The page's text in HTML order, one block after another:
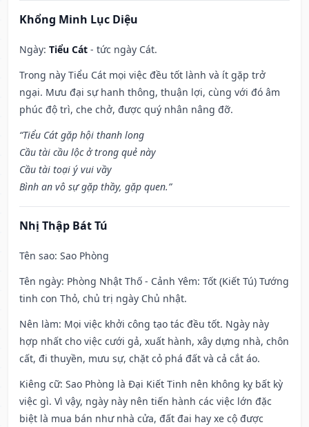
Khổng Minh Lục Diệu
Ngày: Tiểu Cát - tức ngày Cát.
Trong này Tiểu Cát mọi việc đều tốt lành và ít gặp trở
ngại. Mưu đại sự hanh thông, thuận lợi, cùng với đó âm
phúc độ trì, che chở, được quý nhân nâng đỡ.
“Tiểu Cát gặp hội thanh long
Cầu tài cầu lộc ở trong quẻ này
Cầu tài toại ý vui vầy
Bình an vô sự gặp thầy, gặp quen.”
Nhị Thập Bát Tú
Tên sao: Sao Phòng
Tên ngày: Phòng Nhật Thố - Cảnh Yêm: Tốt (Kiết Tú) Tướng
tinh con Thỏ, chủ trị ngày Chủ nhật.
Nên làm: Mọi việc khởi công tạo tác đều tốt. Ngày này
hợp nhất cho việc cưới gả, xuất hành, xây dựng nhà, chôn
cất, đi thuyền, mưu sự, chặt cỏ phá đất và cả cắt áo.
Kiêng cữ: Sao Phòng là Đại Kiết Tinh nên không kỵ bất kỳ
việc gì. Vì vậy, ngày này nên tiến hành các việc lớn đặc
biệt là mua bán như nhà cửa, đất đai hay xe cộ được